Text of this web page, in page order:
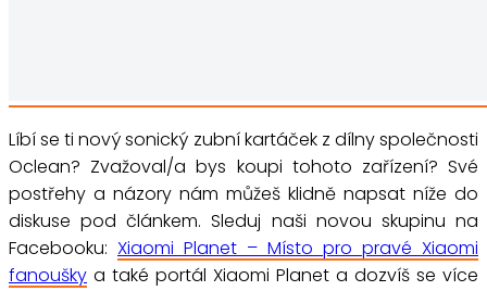
Líbí se ti nový sonický zubní kartáček z dílny společnosti
Oclean? Zvažoval/a bys koupi tohoto zařízení? Své
postřehy a názory nám můžeš klidně napsat níže do
diskuse pod článkem. Sleduj naši novou skupinu na
Facebooku: Xiaomi Planet – Místo pro pravé Xiaomi
fanoušky a také portál Xiaomi Planet a dozvíš se více